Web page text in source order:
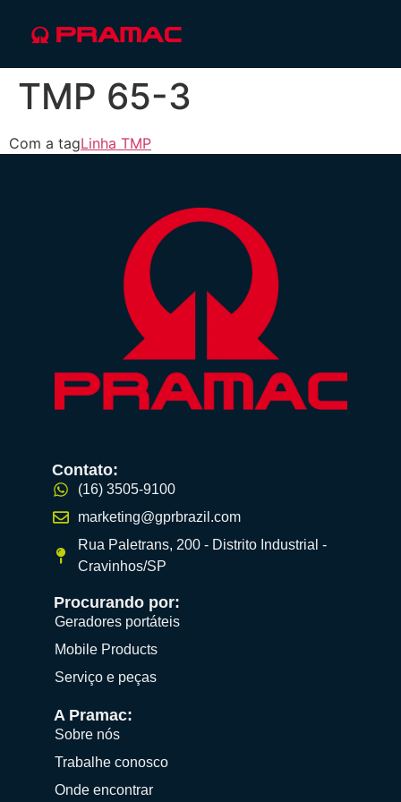
TMP 65-3
Com a tagLinha TMP
Contato:
(16) 3505-9100
marketing@gprbrazil.com
Rua Paletrans, 200 - Distrito Industrial -
Cravinhos/SP
Procurando por:
Geradores portáteis
Mobile Products
Serviço e peças
A Pramac:
Sobre nós
Trabalhe conosco
Onde encontrar